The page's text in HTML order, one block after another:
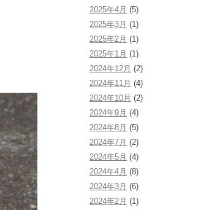
2025年4月 (5)
2025年3月 (1)
2025年2月 (1)
2025年1月 (1)
2024年12月 (2)
2024年11月 (4)
2024年10月 (2)
2024年9月 (4)
2024年8月 (5)
2024年7月 (2)
2024年5月 (4)
2024年4月 (8)
2024年3月 (6)
2024年2月 (1)